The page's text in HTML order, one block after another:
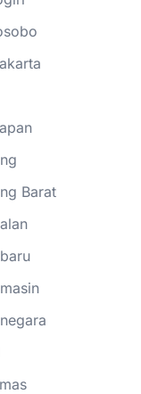
Barat